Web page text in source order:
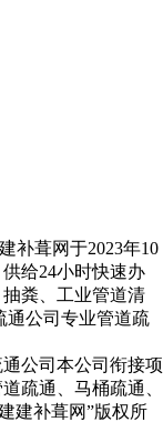
葺网于2023年10
给24小时快速办
粪、工业管道清
公司专业管道疏
公司本公司衔接项
疏通、马桶疏通、
建补葺网”版权所